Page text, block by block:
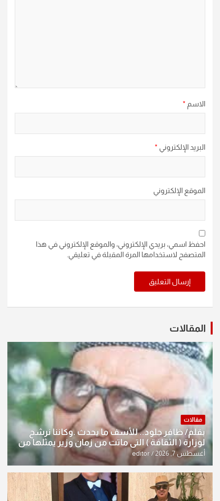
الاسم *
البريد الإلكتروني *
الموقع الإلكتروني
احفظ اسمي، بريدي الإلكتروني، والموقع الإلكتروني في هذا
المتصفح لاستخدامها المرة المقبلة في تعليقي.
المقالات
مقالات
بقلم/ ظافر جلود.. للأسف ما يحدث .وكاننا نرشح
لوزارة ( الثقافة ) التي ماتت من زمان وزير يمثلها من
النخبة والإرث العظيم للثقافة العراقية..
أغسطس 7, 2026 editor